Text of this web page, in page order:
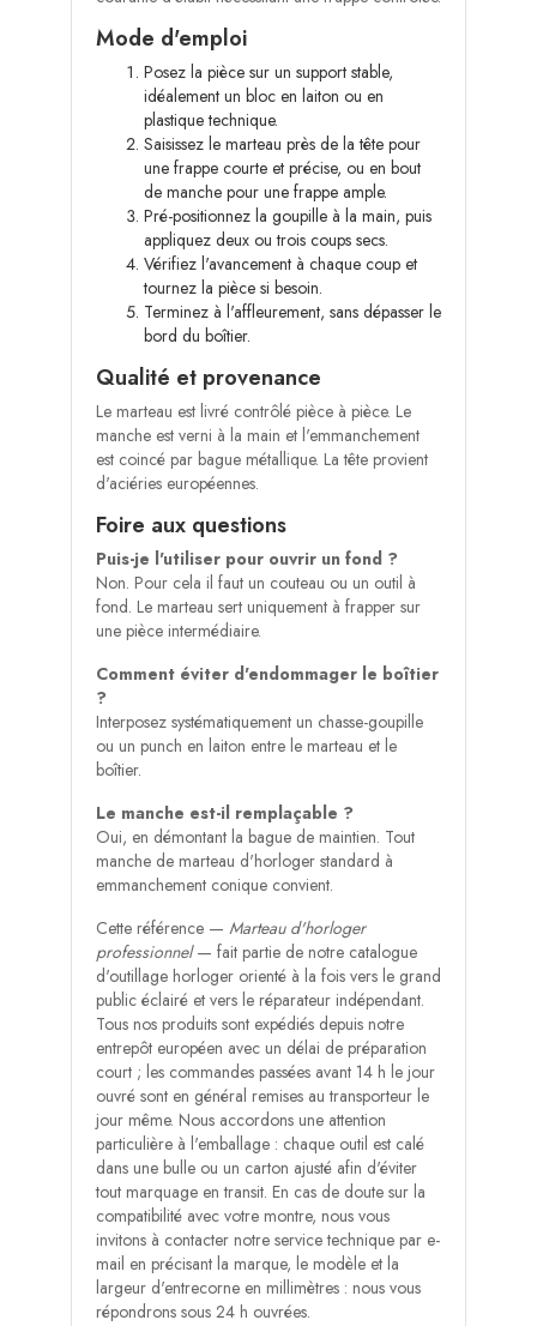
Mode d'emploi
Posez la pièce sur un support stable,
idéalement un bloc en laiton ou en
plastique technique.
Saisissez le marteau près de la tête pour
une frappe courte et précise, ou en bout
de manche pour une frappe ample.
Pré-positionnez la goupille à la main, puis
appliquez deux ou trois coups secs.
Vérifiez l'avancement à chaque coup et
tournez la pièce si besoin.
Terminez à l'affleurement, sans dépasser le
bord du boîtier.
Qualité et provenance
Le marteau est livré contrôlé pièce à pièce. Le
manche est verni à la main et l'emmanchement
est coincé par bague métallique. La tête provient
d'aciéries européennes.
Foire aux questions
Puis-je l'utiliser pour ouvrir un fond ?
Non. Pour cela il faut un couteau ou un outil à
fond. Le marteau sert uniquement à frapper sur
une pièce intermédiaire.
Comment éviter d'endommager le boîtier
?
Interposez systématiquement un chasse-goupille
ou un punch en laiton entre le marteau et le
boîtier.
Le manche est-il remplaçable ?
Oui, en démontant la bague de maintien. Tout
manche de marteau d'horloger standard à
emmanchement conique convient.
Cette référence — Marteau d'horloger
professionnel— fait partie de notre catalogue
d'outillage horloger orienté à la fois vers le grand
public éclairé et vers le réparateur indépendant.
Tous nos produits sont expédiés depuis notre
entrepôt européen avec un délai de préparation
court ; les commandes passées avant 14 h le jour
ouvré sont en général remises au transporteur le
jour même. Nous accordons une attention
particulière à l'emballage : chaque outil est calé
dans une bulle ou un carton ajusté afin d'éviter
tout marquage en transit. En cas de doute sur la
compatibilité avec votre montre, nous vous
invitons à contacter notre service technique par e-
mail en précisant la marque, le modèle et la
largeur d'entrecorne en millimètres : nous vous
répondrons sous 24 h ouvrées.